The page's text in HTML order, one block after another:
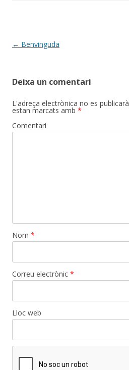
k
Post
← Benvinguda
Deixa un comentari
L'adreça electrònica no es publicarà
estan marcats amb *
Comentari
Nom *
Correu electrònic *
Lloc web